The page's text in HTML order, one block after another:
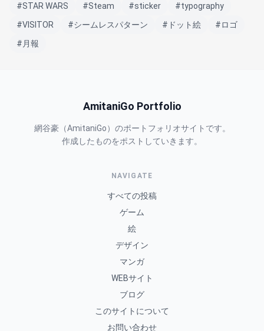
#STAR WARS
#Steam #sticker
#typography
#VISITOR
#シームレスパターン #ドット絵
#ロゴ
#月報
AmitaniGo Portfolio
網谷豪（AmitaniGo）のポートフォリオサイトです。
作成したものをポストしていきます。
NAVIGATE
すべての投稿
ゲーム
絵
デザイン
マンガ
WEBサイト
ブログ
このサイトについて
お問い合わせ